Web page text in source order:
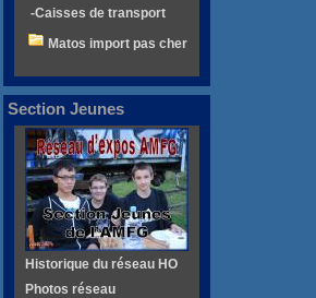
-Caisses de transport
Matos import pas cher
Section Jeunes
Historique du réseau HO
Photos réseau